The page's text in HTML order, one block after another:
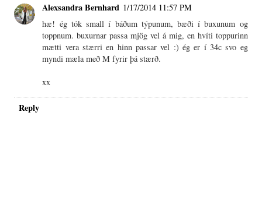
Alexsandra Bernhard 1/17/2014 11:57 PM
hæ! ég tók small í báðum týpunum, bæði í buxunum og
toppnum. buxurnar passa mjög vel á mig, en hvíti toppurinn
mætti vera stærri en hinn passar vel :) ég er í 34c svo eg
myndi mæla með M fyrir þá stærð.
xx
Reply